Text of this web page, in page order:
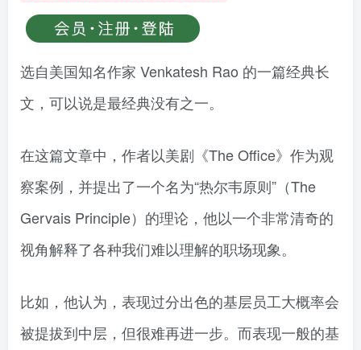
选自美国知名作家 Venkatesh Rao 的一篇经典长
文，可以说是最经典没有之一。
在这篇文章中，作者以美剧《The Office》作为观
察案例，并提出了一个名为“热尔韦原则”（The
Gervais Principle）的理论，他以一个非常清奇的
视角解释了各种我们难以理解的职场现象。
比如，他认为，表现过分出色的基层员工大概率会
被提拔到中层，但很难再进一步。而表现一般的基